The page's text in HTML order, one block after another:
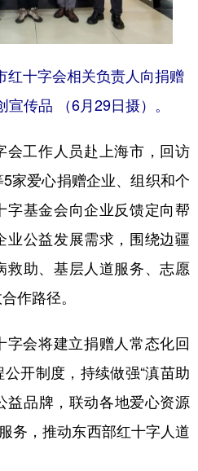
红十字会相关负责人向捐赠
传品 （6月29日摄）。
工作人员赴上海市，回访
家爱心捐赠企业、组织和个
字基金会向企业反馈定向帮
公益发展需求，围绕边疆
救助、基层人道服务、志愿
作路径。
会将建立捐赠人常态化回
开制度，持续做强“滇苗助
益品牌，联动各地爱心资源
务，推动东西部红十字人道